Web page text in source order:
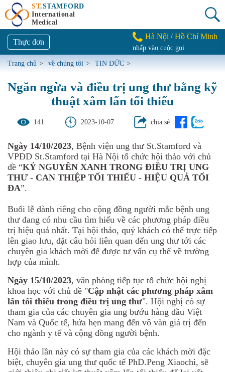
ST.STAMFORD
International
Medical
Thực đơn
Hà Nội / Hồ Chí Minh
nhấp vào cuộc gọi
Trang chủ > về chúng tôi > TIN ĐỨC >
Ngăn ngừa và điều trị ung thư bằng kỹ
thuật xâm lấn tối thiểu
141 2023-10-07 chia sẻ
Ngày 14/10/2023, Bệnh viện ung thư St.Stamford và
VPĐD St.Stamford tại Hà Nội tổ chức hội thảo với chủ
đề “KỶ NGUYÊN XANH TRONG ĐIỀU TRỊ UNG
THƯ - CAN THIỆP TỐI THIỂU - HIỆU QUẢ TỐI
ĐA”.
Buổi lễ dành riêng cho cộng đồng người mắc bệnh ung
thư đang có nhu cầu tìm hiểu về các phương pháp điều
trị hiệu quả nhất. Tại hội thảo, quý khách có thể trực tiếp
lên giao lưu, đặt câu hỏi liên quan đến ung thư tới các
chuyên gia khách mời để được tư vấn cụ thể về trường
hợp của mình.
Ngày 15/10/2023, văn phòng tiếp tục tổ chức hội nghị
khoa học với chủ đề "Cập nhật các phương pháp xâm
lấn tối thiểu trong điều trị ung thư". Hội nghị có sự
tham gia của các chuyên gia ung bướu hàng đầu Việt
Nam và Quốc tế, hứa hẹn mang đến vô vàn giá trị đến
cho ngành y tế và cộng đồng người bệnh.
Hội thảo lần này có sự tham gia của các khách mời đặc
biệt, chuyên gia ung thư quốc tế PhD.Peng Xiaochi, sẽ